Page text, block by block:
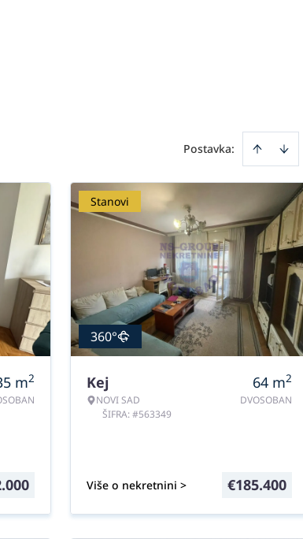
Postavka:
m2
Stanovi
360°
Kej
NOVI SAD
ŠIFRA: #563349
64 m2
DVOSOBAN
Više o nekretnini > €185.400